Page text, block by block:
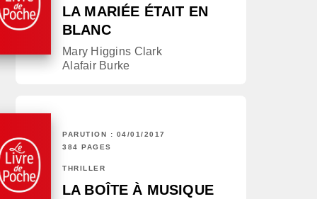
LA MARIÉE ÉTAIT EN
BLANC
Mary Higgins Clark
Alafair Burke
PARUTION : 04/01/2017
384 PAGES
THRILLER
LA BOÎTE À MUSIQUE